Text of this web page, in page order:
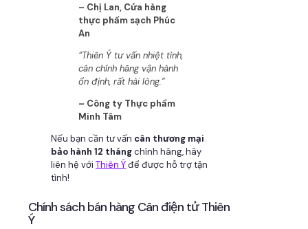
– Chị Lan, Cửa hàng
thực phẩm sạch Phúc
An
“Thiên Ý tư vấn nhiệt tình,
cân chính hãng vận hành
ổn định, rất hài lòng.”
– Công ty Thực phẩm
Minh Tâm
Nếu bạn cần tư vấn cân thương mại
bảo hành 12 thángchính hãng, hãy
liên hệ với Thiên Ýđể được hỗ trợ tận
tình!
Chính sách bán hàng Cân điện tử Thiên
Ý